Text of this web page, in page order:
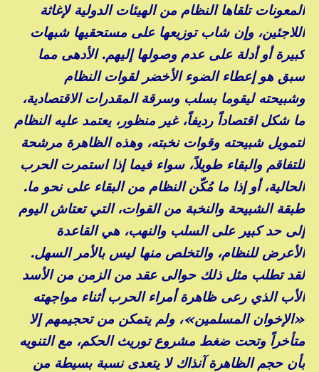
المعونات تلقاها النظام من الهيئات الدولية لإغاثة
اللاجئين، وإن شاب توزيعها على مستحقيها شبهات
كبيرة أو أدلة على عدم وصولها إليهم. الأدهى مما
سبق هو إعطاء الضوء الأخضر لقوات النظام
وشبيحته ليقوما بسلب وسرقة المقدرات الاقتصادية،
ما شكل اقتصاداً رديفاً، غير منظور، يعتمد عليه النظام
لتمويل شبيحته وقوات نخبته، وهذه الظاهرة مرشحة
للتفاقم والبقاء طويلاً، سواء فيما إذا استمرت الحرب
الحالية، أو إذا ما مُكّن النظام من البقاء على نحو ما.
طبقة الشبيحة والنخبة من القوات، التي تعتاش اليوم
إلى حد كبير على السلب والنهب، هي القاعدة
الأعرض للنظام، والتخلص منها ليس بالأمر السهل.
لقد تطلب مثل ذلك حوالى عقد من الزمن من الأسد
الأب الذي رعى ظاهرة أمراء الحرب أثناء مواجهته
«الإخوان المسلمين»، ولم يتمكن من تحجيمهم إلا
متأخراً وتحت ضغط مشروع توريث الحكم، مع التنويه
بأن حجم الظاهرة آنذاك لا يتعدى نسبة بسيطة من